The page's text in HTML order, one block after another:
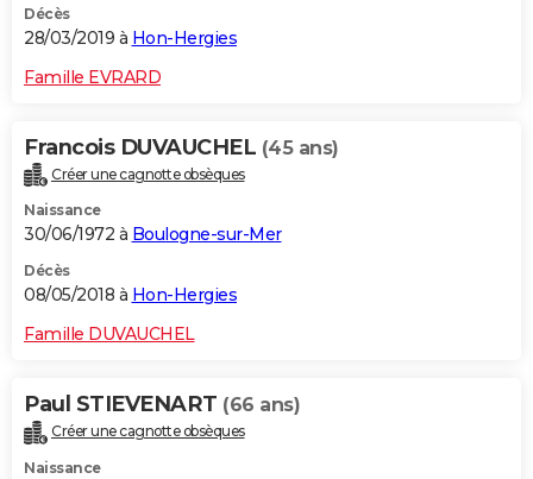
Décès
28/03/2019 à Hon-Hergies
Famille EVRARD
Francois DUVAUCHEL (45 ans)
Créer une cagnotte obsèques
Naissance
30/06/1972 à Boulogne-sur-Mer
Décès
08/05/2018 à Hon-Hergies
Famille DUVAUCHEL
Paul STIEVENART (66 ans)
Créer une cagnotte obsèques
Naissance